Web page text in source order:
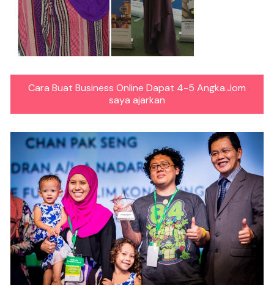
Cara Buat Business Online Dapat 4-5 Angka.Jom
saya ajarkan